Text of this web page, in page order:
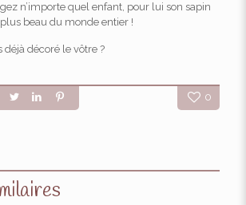
n’importe quel enfant, pour lui son sapin
beau du monde entier !
déjà décoré le vôtre ?
0